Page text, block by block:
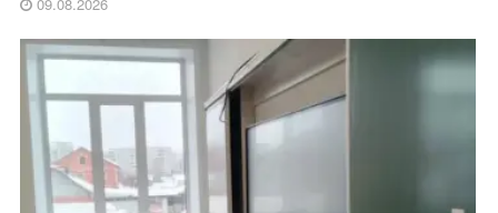
09.08.2026